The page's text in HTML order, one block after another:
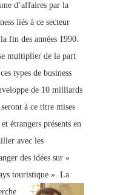
d’affaires par la
liés à ce secteur
fin des années 1990.
multiplier de la part
types de business
de 10 milliards
à ce titre mises
étrangers présents en
avec les
des idées sur «
touristique ». La